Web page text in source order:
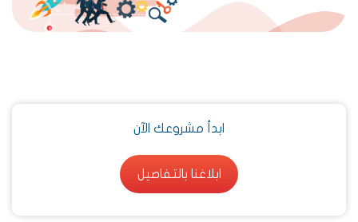
ابدأ مشروعك الآن
ابلاغنا بالتفاصيل
ابلاغنا بالتفاصيل